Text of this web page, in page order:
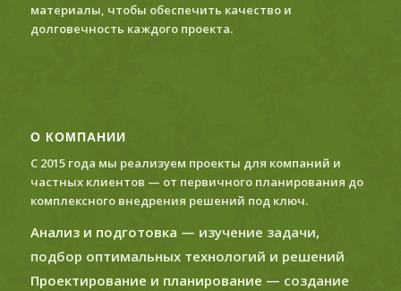
материалы, чтобы обеспечить качество и
долговечность каждого проекта.
О КОМПАНИИ
С 2015 года мы реализуем проекты для компаний и
частных клиентов — от первичного планирования до
комплексного внедрения решений под ключ.
Анализ и подготовка — изучение задачи,
подбор оптимальных технологий и решений
Проектирование и планирование — создание